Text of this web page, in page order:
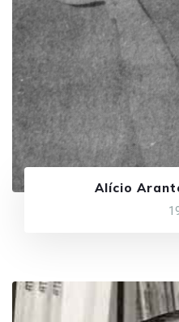
Alício